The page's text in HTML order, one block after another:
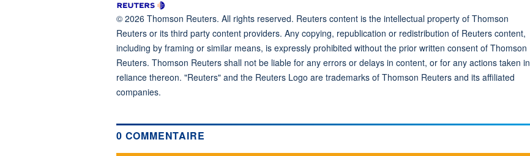
© 2026 Thomson Reuters. All rights reserved. Reuters content is the intellectual property of Thomson
Reuters or its third party content providers. Any copying, republication or redistribution of Reuters content,
including by framing or similar means, is expressly prohibited without the prior written consent of Thomson
Reuters. Thomson Reuters shall not be liable for any errors or delays in content, or for any actions taken in
reliance thereon. "Reuters" and the Reuters Logo are trademarks of Thomson Reuters and its affiliated
companies.
0 COMMENTAIRE